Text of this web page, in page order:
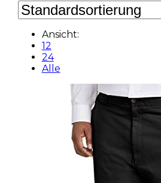
Ansicht:
12
24
Alle